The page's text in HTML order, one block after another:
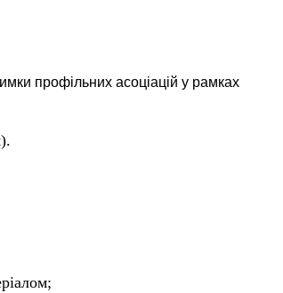
профільних асоціацій у рамках